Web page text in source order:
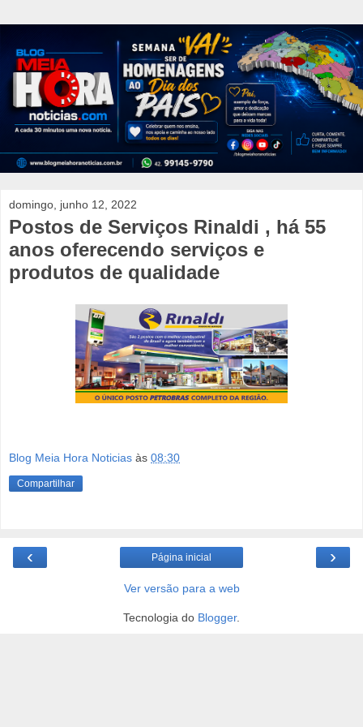
domingo, junho 12, 2022
Postos de Serviços Rinaldi , há 55
anos oferecendo serviços e
produtos de qualidade
Blog Meia Hora Noticias às 08:30
Compartilhar
‹ ›
Página inicial
Ver versão para a web
Tecnologia do Blogger.